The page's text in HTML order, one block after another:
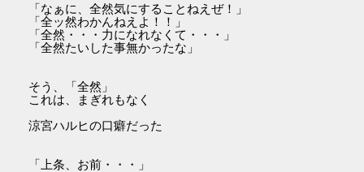
「なぁに、全然気にすることねえぜ！」
「全ッ然わかんねえよ！！」
「全然・・・力になれなくて・・・」
「全然たいした事無かったな」
そう、「全然」
これは、まぎれもなく
涼宮ハルヒの口癖だった
「上条、お前・・・」